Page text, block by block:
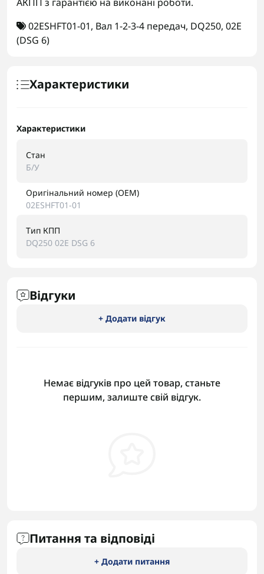
02ESHFT01-01, Вал 1-2-3-4 передач, DQ250, 02E
(DSG 6)
Характеристики
Характеристики
Стан
Б/У
Оригінальний номер (OEM)
02ESHFT01-01
Тип КПП
DQ250 02E DSG 6
Відгуки
+ Додати відгук
Немає відгуків про цей товар, станьте
першим, залиште свій відгук.
Питання та відповіді
+ Додати питання